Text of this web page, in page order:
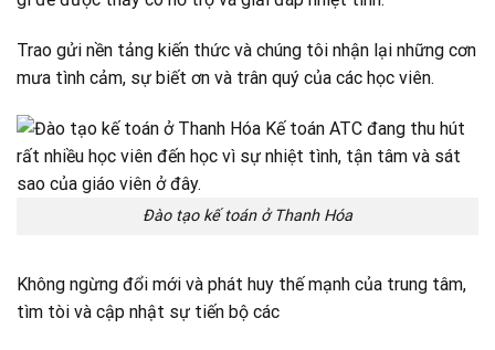
Trao gửi nền tảng kiến thức và chúng tôi nhận lại những cơn
mưa tình cảm, sự biết ơn và trân quý của các học viên.
Đào tạo kế toán ở Thanh Hóa
Không ngừng đổi mới và phát huy thế mạnh của trung tâm,
tìm tòi và cập nhật sự tiến bộ các